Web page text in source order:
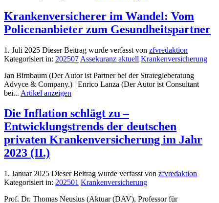
Krankenversicherer im Wandel: Vom
Policenanbieter zum Gesundheitspartner
1. Juli 2025 Dieser Beitrag wurde verfasst von zfvredaktion
Kategorisiert in: 202507 Assekuranz aktuell Krankenversicherung
Jan Birnbaum (Der Autor ist Partner bei der Strategieberatung
Advyce & Company.) | Enrico Lanza (Der Autor ist Consultant
bei... Artikel anzeigen
Die Inflation schlägt zu –
Entwicklungstrends der deutschen
privaten Krankenversicherung im Jahr
2023 (II.)
1. Januar 2025 Dieser Beitrag wurde verfasst von zfvredaktion
Kategorisiert in: 202501 Krankenversicherung
Prof. Dr. Thomas Neusius (Aktuar (DAV), Professor für